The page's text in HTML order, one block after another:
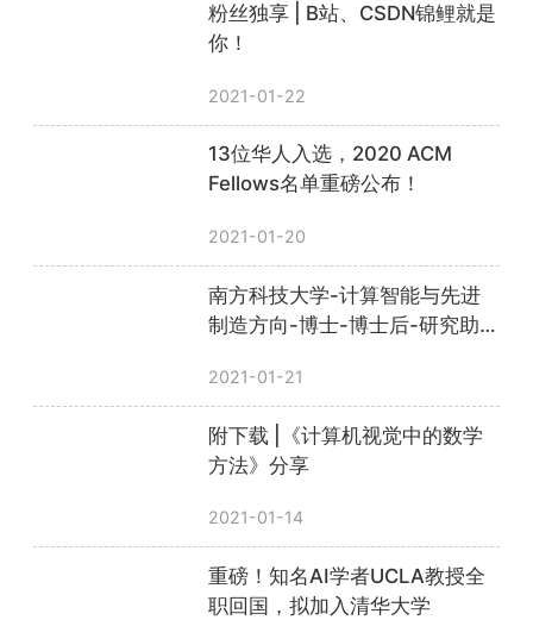
粉丝独享 | B站、CSDN锦鲤就是
你！
2021-01-22
13位华人入选，2020 ACM
Fellows名单重磅公布！
2021-01-20
南方科技大学-计算智能与先进
制造方向-博士-博士后-研究助
2021-01-21
附下载 |《计算机视觉中的数学
方法》分享
2021-01-14
重磅！知名AI学者UCLA教授全
职回国，拟加入清华大学